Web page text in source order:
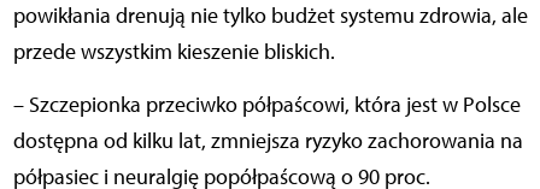
powikłania drenują nie tylko budżet systemu zdrowia, ale
przede wszystkim kieszenie bliskich.
– Szczepionka przeciwko półpaścowi, która jest w Polsce
dostępna od kilku lat, zmniejsza ryzyko zachorowania na
półpasiec i neuralgię popółpaścową o 90 proc.